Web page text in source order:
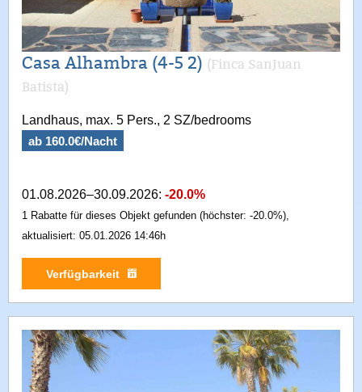
Casa Alhambra (4-5 2) (Finca SanJuan
Batista)
Landhaus, max. 5 Pers., 2 SZ/bedrooms
ab 160.0€/Nacht
01.08.2026–30.09.2026: -20.0%
1 Rabatte für dieses Objekt gefunden (höchster: -20.0%),
aktualisiert: 05.01.2026 14:46h
Verfügbarkeit